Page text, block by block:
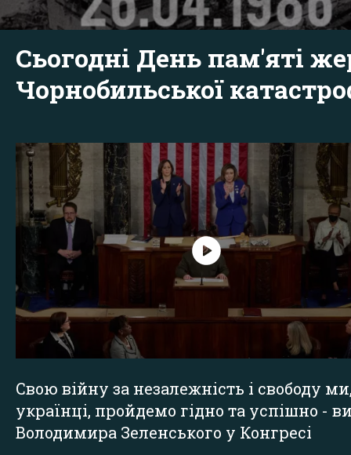
Сьогодні День пам'яті
Чорнобильської
Свою війну за незалежність і свободу
українці, пройдемо гідно та успішно -
Володимира Зеленського у Конгресі